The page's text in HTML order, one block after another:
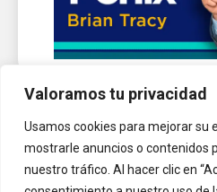
Valoramos tu privacidad
Usamos cookies para mejorar su
mostrarle anuncios o contenidos
nuestro tráfico. Al hacer clic en